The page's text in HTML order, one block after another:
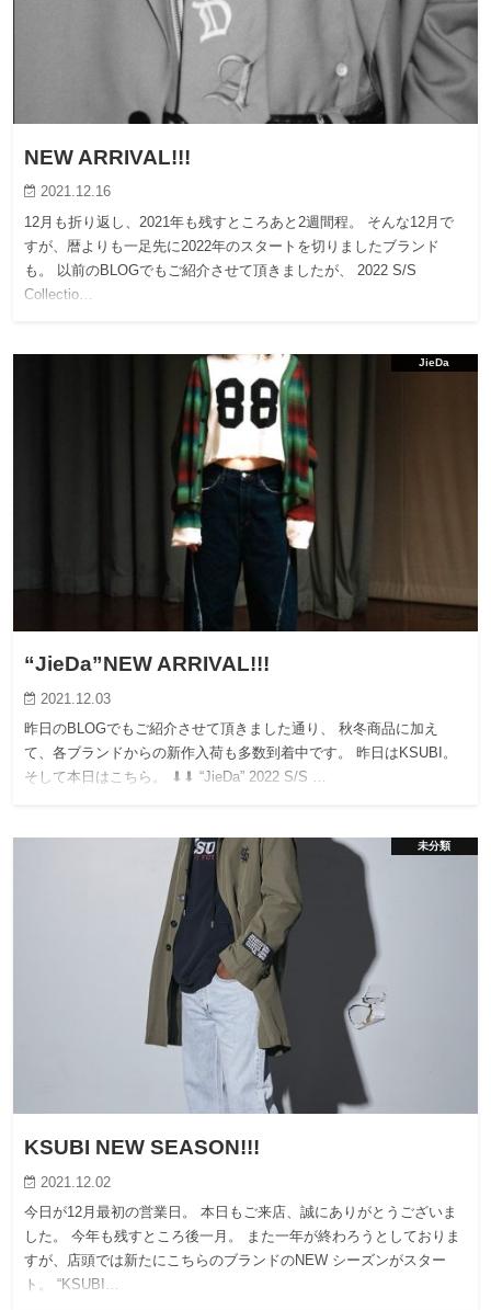
NEW ARRIVAL!!!
2021.12.16
12月も折り返し、2021年も残すところあと2週間程。 そんな12月で
すが、暦よりも一足先に2022年のスタートを切りましたブランド
も。 以前のBLOGでもご紹介させて頂きましたが、 2022 S/S
Collectio…
JieDa
“JieDa”NEW ARRIVAL!!!
2021.12.03
昨日のBLOGでもご紹介させて頂きました通り、 秋冬商品に加え
て、各ブランドからの新作入荷も多数到着中です。 昨日はKSUBI。
そして本日はこちら。 ⬇︎⬇︎ “JieDa” 2022 S/S …
未分類
KSUBI NEW SEASON!!!
2021.12.02
今日が12月最初の営業日。 本日もご来店、誠にありがとうございま
した。 今年も残すところ後一月。 また一年が終わろうとしておりま
すが、店頭では新たにこちらのブランドのNEW シーズンがスター
ト。 “KSUBI…